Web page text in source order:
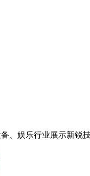
、娱乐行业展示新锐